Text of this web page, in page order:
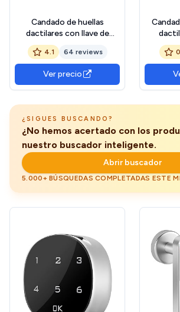
Candado de huellas
dactilares con llave de
emergencia, candado
inteligente impermeable
IP66, cerradura biométrica
de alta seguridad para
taquilla de gimnasio,
4.1 64 reviews
Ver precio
para
¿SIGUES BUSCANDO?
¿No hemos acertado con los
nuestro buscador inteligente.
Abrir buscador
5.000+ BÚSQUEDAS COMPLETADAS ESTE